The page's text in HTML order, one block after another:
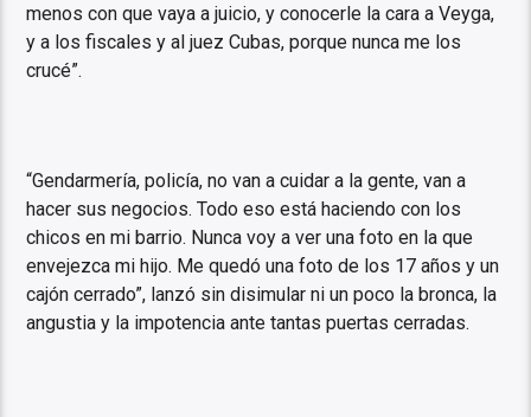
menos con que vaya a juicio, y conocerle la cara a Veyga,
y a los fiscales y al juez Cubas, porque nunca me los
crucé”.
“Gendarmería, policía, no van a cuidar a la gente, van a
hacer sus negocios. Todo eso está haciendo con los
chicos en mi barrio. Nunca voy a ver una foto en la que
envejezca mi hijo. Me quedó una foto de los 17 años y un
cajón cerrado”, lanzó sin disimular ni un poco la bronca, la
angustia y la impotencia ante tantas puertas cerradas.